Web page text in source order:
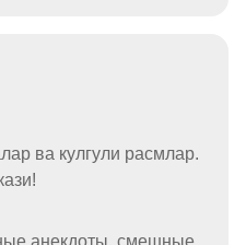
ва кулгули расмлар.